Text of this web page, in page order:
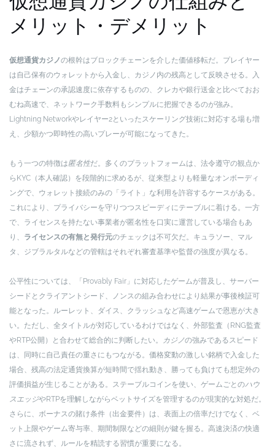
メリット・デメリット
仮想通貨カジノの根幹はブロックチェーンを介した価値移転だ。プレイヤー
は自己保有のウォレットから入金し、カジノ内の残高として反映させる。入
金はチェーンの承認速度に依存するものの、クレカや銀行送金と比べておお
むね高速で、ネットワーク手数料もシンプルに把握できるのが強み。
Lightning Networkやレイヤー2といったスケーリング技術に対応する場も増
え、少額かつ即時性の高いプレーが可能になってきた。
もう一つの特徴は匿名性だ。多くのプラットフォームは、法令遵守の観点か
らKYC（本人確認）を段階的に求めるが、従来型よりも軽量なオンボーディ
ングで、ウォレット接続のみの「ライト」な利用を許容するケースがある。
これにより、プライバシーを守りつつスピーディにテーブルに着ける。一方
で、ライセンスを持たない事業者が匿名性を口実に運営している場合もあ
り、 ライセンスの有無と発行元のチェックは不可欠だ。キュラソー、マル
タ、ジブラルタルなどの管轄はそれぞれ審査基準や監督の強度が異なる。
公平性については、「Provably Fair」に対応したゲームが普及し、サーバー
シードとクライアントシード、ノンスの組み合わせにより結果が事後検証可
能となった。ルーレット、ダイス、クラッシュなど高速ゲームで恩恵が大き
い。ただし、全タイトルが対応しているわけではなく、外部監査（RNG監査
やRTP公開）と合わせて総合的に判断したい。
カジノの強みであるスピード
は、同時に自己責任の重さにもつながる。価格変動の激しい銘柄で入金した
場合、残高の法定通貨換算が短時間で揺れ動き、勝っても負けても想定外の
評価損益が生じることがある。ステーブルコインを使い、ゲームごとのハウ
スエッジやRTPを理解しながらベットサイズを管理するのが現実的な対処だ。
さらに、ボーナスの賭け条件（出金要件）は、表面上の倍率だけでなく、ベ
ット上限やゲーム寄与率、期間制限などの細則が鍵を握る。高速決済の快適
さに流されず、ルールを精読する習慣が重要になる。